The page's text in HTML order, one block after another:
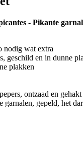
nodig wat extra
geschild en in dunne
plakken
ontzaad en gehakt
garnalen, gepeld, het